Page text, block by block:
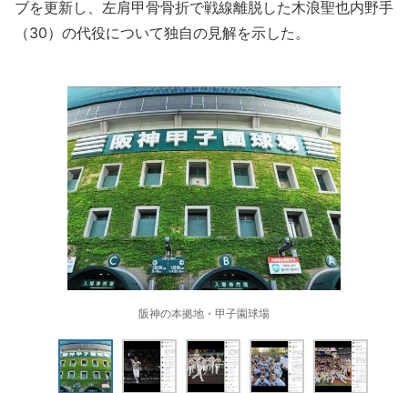
ブを更新し、左肩甲骨骨折で戦線離脱した木浪聖也内野手
（30）の代役について独自の見解を示した。
阪神の本拠地・甲子園球場